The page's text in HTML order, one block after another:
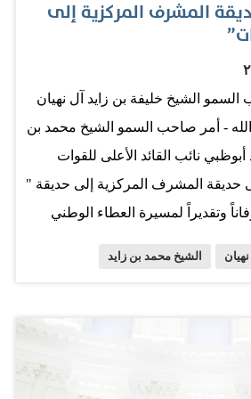
ولاعبين والتي توجت جهودهم
الغالي. وقال سموه إن تطور كرة
يعد الأرضية الحقيقية التي تبنى
كان اهتمامنا بهذه المسابقات…
المشرف المركزية إلى
السمو الشيخ خليفة بن زايد آل نهيان
- أمر صاحب السمو الشيخ محمد بن
نائب القائد الأعلى للقوات
حديقة المشرف المركزية إلى حديقة "
وتقديراً لمسيرة العطاء الوطني
المرافق السياحية والترفيهية
الحرص على الارتقاء بالمشهد
الشيخ محمد بن زايد